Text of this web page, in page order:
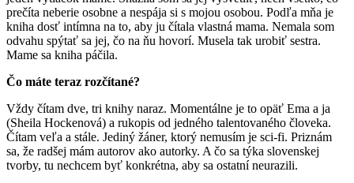
prečíta neberie osobne a nespája si s mojou osobou. Podľa mňa je
kniha dosť intímna na to, aby ju čítala vlastná mama. Nemala som
odvahu spýtať sa jej, čo na ňu hovorí. Musela tak urobiť sestra.
Mame sa kniha páčila.
Čo máte teraz rozčítané?
Vždy čítam dve, tri knihy naraz. Momentálne je to opäť Ema a ja
(Sheila Hockenová) a rukopis od jedného talentovaného človeka.
Čítam veľa a stále. Jediný žáner, ktorý nemusím je sci-fi. Priznám
sa, že radšej mám autorov ako autorky. A čo sa týka slovenskej
tvorby, tu nechcem byť konkrétna, aby sa ostatní neurazili.